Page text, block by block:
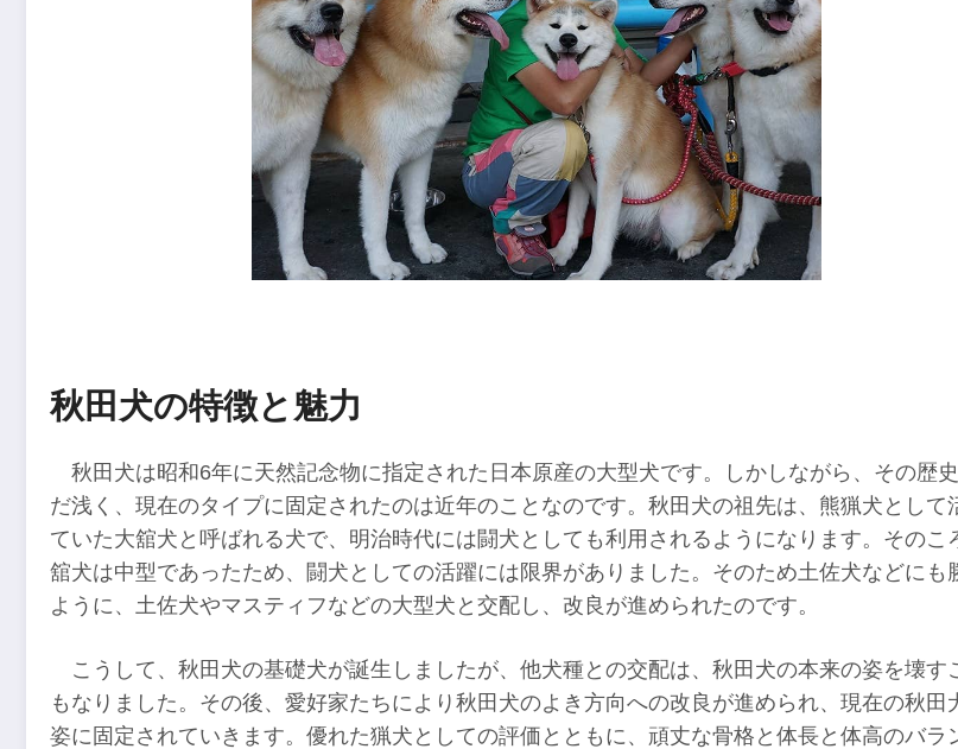
秋田犬の特徴と魅力
秋田犬は昭和6年に天然記念物に指定された日本原産の大型犬です。しかしながら、その歴
だ浅く、現在のタイプに固定されたのは近年のことなのです。秋田犬の祖先は、熊猟犬として
ていた大舘犬と呼ばれる犬で、明治時代には闘犬としても利用されるようになります。そのこ
舘犬は中型であったため、闘犬としての活躍には限界がありました。そのため土佐犬などにも
ように、土佐犬やマスティフなどの大型犬と交配し、改良が進められたのです。
こうして、秋田犬の基礎犬が誕生しましたが、他犬種との交配は、秋田犬の本来の姿を壊す
もなりました。その後、愛好家たちにより秋田犬のよき方向への改良が進められ、現在の秋田
姿に固定されていきます。優れた猟犬としての評価とともに、頑丈な骨格と体長と体高のバラ